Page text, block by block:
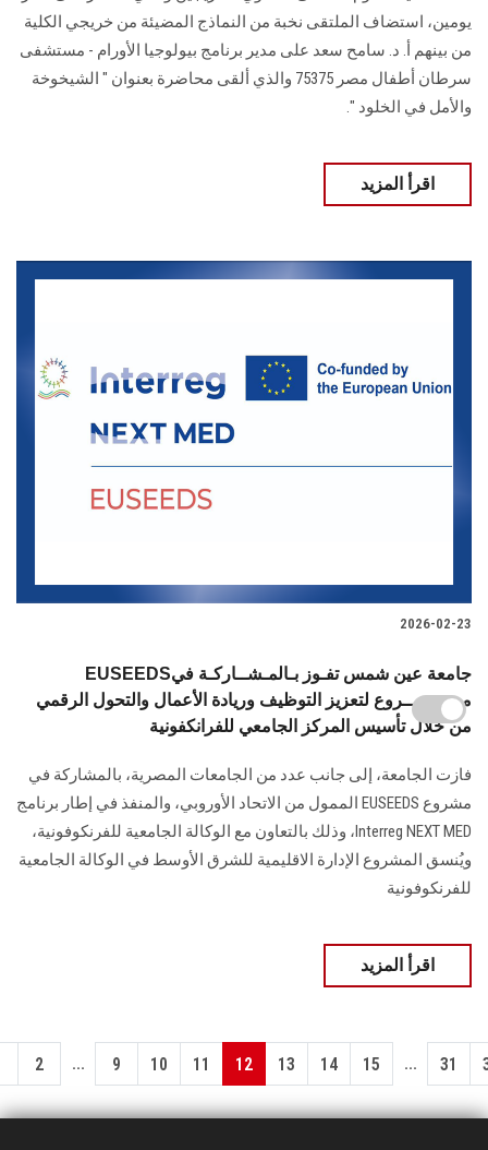
يومين، استضاف الملتقى نخبة من النماذج المضيئة من خريجي الكلية
من بينهم أ. د. سامح سعد على مدير برنامج بيولوجيا الأورام - مستشفى
سرطان أطفال مصر 75375 والذي ألقى محاضرة بعنوان " الشيخوخة
والأمل في الخلود ".
اقرأ المزيد
2026-02-23
EUSEEDSجامعة عين شمس تفـوز بـالمـشــاركـة في
مـــشـــــروع لتعزيز التوظيف وريادة الأعمال والتحول الرقمي
من خلال تأسيس المركز الجامعي للفرانكفونية
فازت الجامعة، إلى جانب عدد من الجامعات المصرية، بالمشاركة في
مشروع EUSEEDS الممول من الاتحاد الأوروبي، والمنفذ في إطار برنامج
Interreg NEXT MED، وذلك بالتعاون مع الوكالة الجامعية للفرنكوفونية،
ويُنسق المشروع الإدارة الاقليمية للشرق الأوسط في الوكالة الجامعية
للفرنكوفونية
اقرأ المزيد
2 ... 9 10 11 12 13 14 15 ... 31